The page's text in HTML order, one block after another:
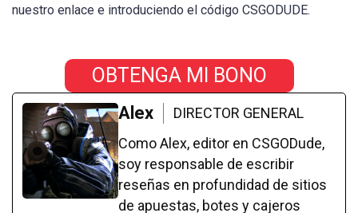
nuestro enlace e introduciendo el código CSGODUDE.
OBTENGA MI BONO
Alex
DIRECTOR GENERAL
Como Alex, editor en CSGODude,
soy responsable de escribir
reseñas en profundidad de sitios
de apuestas, botes y cajeros